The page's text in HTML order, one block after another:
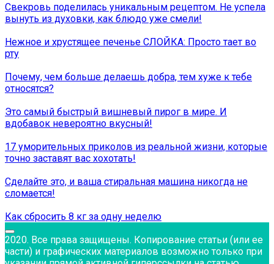
Свекровь поделилась уникальным рецептом. Не успела
вынуть из духовки, как блюдо уже смели!
Нежное и хрустящее печенье СЛОЙКА: Просто тает во
рту
Почему, чем больше делаешь добра, тем хуже к тебе
относятся?
Это самый быстрый вишневый пирог в мире. И
вдобавок невероятно вкусный!
17 уморительных приколов из реальной жизни, которые
точно заставят вас хохотать!
Сделайте это, и ваша стиральная машина никогда не
сломается!
Как сбросить 8 кг за одну неделю
2020. Все права защищены. Копирование статьи (или ее
части) и графических материалов возможно только при